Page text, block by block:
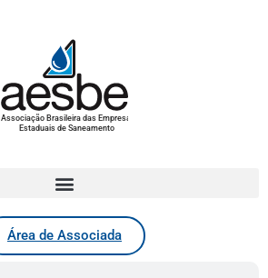
Associação Brasileira das Empresas
Estaduais de Saneamento
Área de Associada